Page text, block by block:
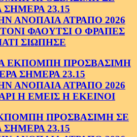
23.15
ΑΝΟΠΑΙΑ ΑΤΡΑΠΟ 2026
ΦΑΟΥΤΣΙ Ο ΦΡΑΠΕΣ
ΣΙΩΠΗΣΕ
ΕΚΠΟΜΠΗ ΠΡΟΣΒΑΣΙΜΗ
ΣΗΜΕΡΑ 23.15
ΑΝΟΠΑΙΑ ΑΤΡΑΠΟ 2026
Η ΕΜΕΙΣ Η ΕΚΕΙΝΟΙ
ΠΡΟΣΒΑΣΙΜΗ ΣΕ
23.15